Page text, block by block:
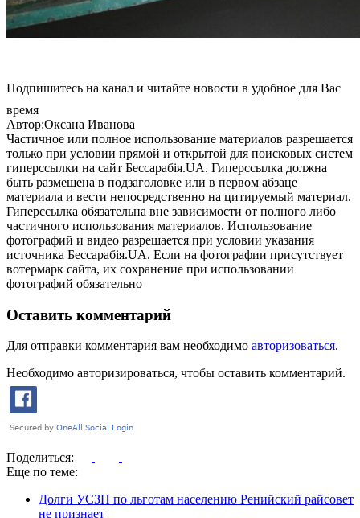
Подпишитесь на канал и читайте новости в удобное для Вас
время
Автор:Оксана Иванова
Частичное или полное использование материалов разрешается
только при условии прямой и открытой для поисковых систем
гиперссылки на сайт Бессарабія.UA. Гиперссылка должна
быть размещена в подзаголовке или в первом абзаце
материала и вести непосредственно на цитируемый материал.
Гиперссылка обязательна вне зависимости от полного либо
частичного использования материалов. Использование
фотографий и видео разрешается при условии указания
источника Бессарабія.UA. Если на фотографии присутствует
вотермарк сайта, их сохранение при использовании
фотографий обязательно
Оставить комментарий
Для отправки комментария вам необходимо авторизоваться.
Необходимо авторизироваться, чтобы оставить комментарий.
Поделиться:
Еще по теме:
Долги УСЗН по льготам населению Ренийский райсовет
не признает